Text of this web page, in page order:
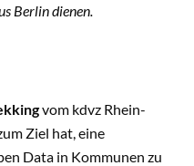
Berlin dienen.
vom kdvz Rhein-
Ziel hat, eine
Data in Kommunen zu